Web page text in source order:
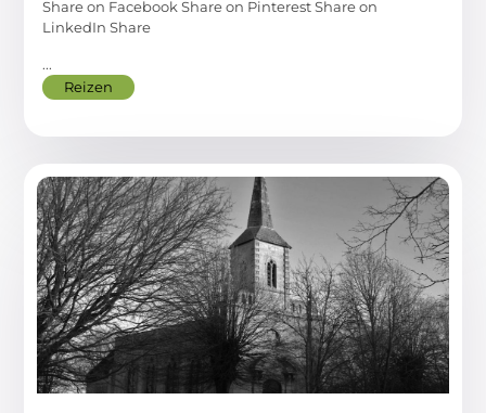
Share on Facebook Share on Pinterest Share on
LinkedIn Share
...
Reizen